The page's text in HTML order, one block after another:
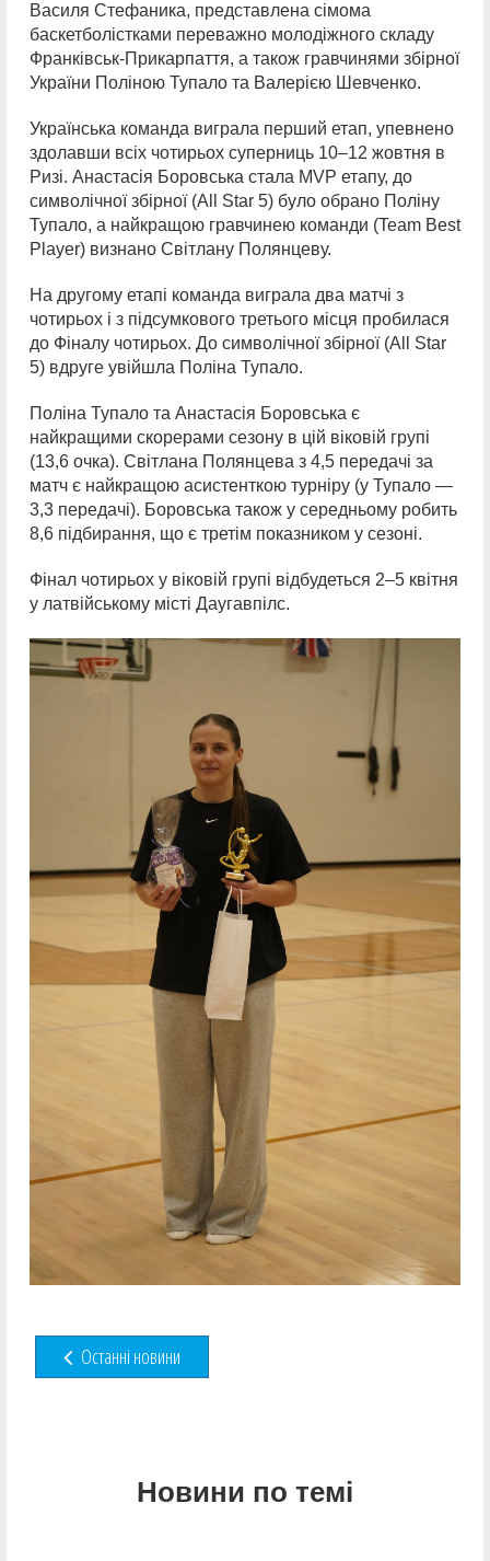
Василя Стефаника, представлена сімома
баскетболістками переважно молодіжного складу
Франківськ-Прикарпаття, а також гравчинями збірної
України Поліною Тупало та Валерією Шевченко.
Українська команда виграла перший етап, упевнено
здолавши всіх чотирьох суперниць 10–12 жовтня в
Ризі. Анастасія Боровська стала MVP етапу, до
символічної збірної (All Star 5) було обрано Поліну
Тупало, а найкращою гравчинею команди (Team Best
Player) визнано Світлану Полянцеву.
На другому етапі команда виграла два матчі з
чотирьох і з підсумкового третього місця пробилася
до Фіналу чотирьох. До символічної збірної (All Star
5) вдруге увійшла Поліна Тупало.
Поліна Тупало та Анастасія Боровська є
найкращими скорерами сезону в цій віковій групі
(13,6 очка). Світлана Полянцева з 4,5 передачі за
матч є найкращою асистенткою турніру (у Тупало —
3,3 передачі). Боровська також у середньому робить
8,6 підбирання, що є третім показником у сезоні.
Фінал чотирьох у віковій групі відбудеться 2–5 квітня
у латвійському місті Даугавпілс.
Останні новини
Новини по темі